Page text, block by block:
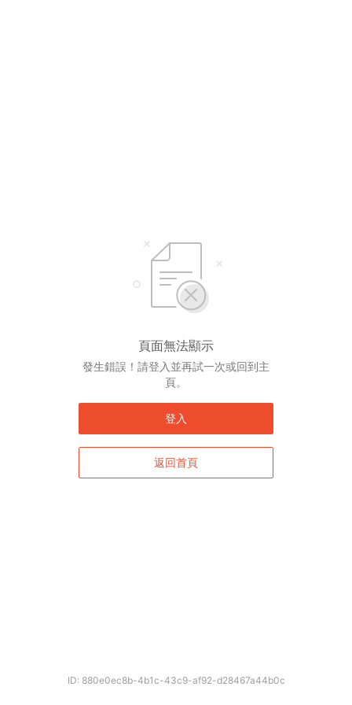
頁面無法顯示
發生錯誤！請登入並再試一次或回到主
頁。
登入
返回首頁
ID: 880e0ec8b-4b1c-43c9-af92-d28467a44b0c